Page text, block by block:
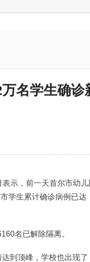
名学生确诊
示，前一天首尔市幼儿
学生累计确诊病例已达
名已解除隔离。
到顶峰，学校也出现了